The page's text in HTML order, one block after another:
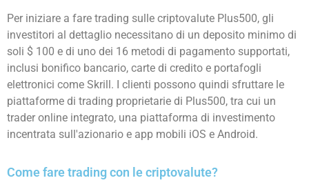
Per iniziare a fare trading sulle criptovalute Plus500, gli
investitori al dettaglio necessitano di un deposito minimo di
soli $ 100 e di uno dei 16 metodi di pagamento supportati,
inclusi bonifico bancario, carte di credito e portafogli
elettronici come Skrill. I clienti possono quindi sfruttare le
piattaforme di trading proprietarie di Plus500, tra cui un
trader online integrato, una piattaforma di investimento
incentrata sull'azionario e app mobili iOS e Android.
Come fare trading con le criptovalute?